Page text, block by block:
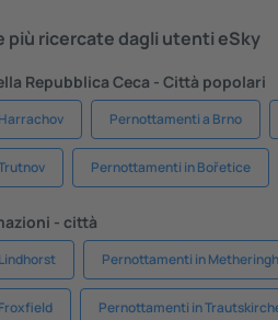
più ricercate dagli utenti eSky
Repubblica Ceca - Città popolari
Pernottamenti a Brno
Pernottamenti in Bořetice
- città
Pernottamenti in
Pernottamenti in